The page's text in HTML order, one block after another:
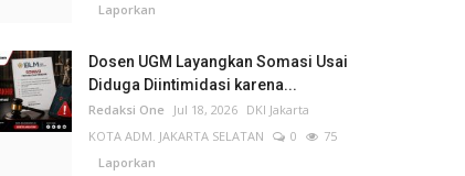
Laporkan
Dosen UGM Layangkan Somasi Usai
Diduga Diintimidasi karena...
Redaksi One Jul 18, 2026 DKI Jakarta
KOTA ADM. JAKARTA SELATAN
0
75
Laporkan